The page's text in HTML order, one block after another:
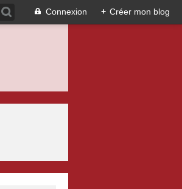
Connexion + Créer mon blog